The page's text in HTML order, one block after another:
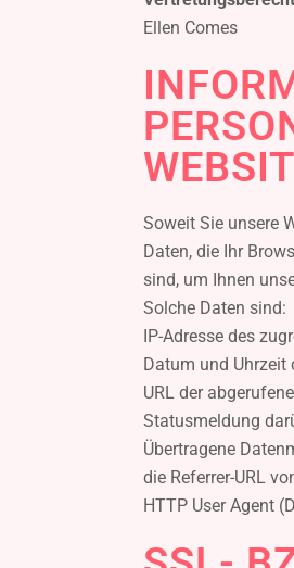
Ellen Comes
Soweit Sie unsere
Daten, die Ihr
sind, um Ihnen
Solche Daten sind:
IP-Adresse des
Datum und Uhrzeit
URL der
Statusmeldung
Übertragene
die Referrer-URL
HTTP User Agent